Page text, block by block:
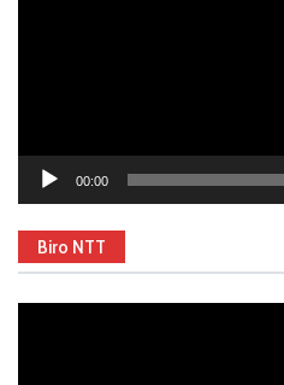
00:00
Biro NTT